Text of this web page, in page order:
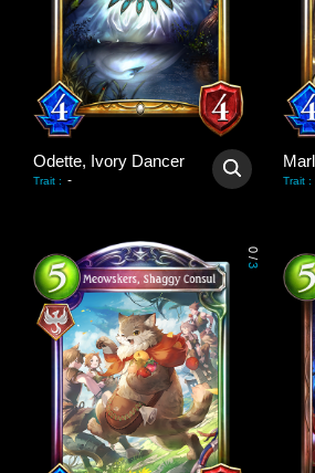
Odette, Ivory Dancer
Trait : - Trait :
0
/
3